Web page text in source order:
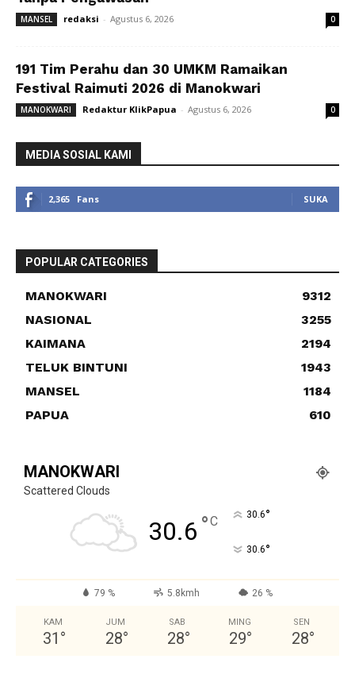
MANSEL redaksi - Agustus 6, 2026 0
191 Tim Perahu dan 30 UMKM Ramaikan
Festival Raimuti 2026 di Manokwari
MANOKWARI Redaktur KlikPapua - Agustus 6, 2026 0
MEDIA SOSIAL KAMI
2,365 Fans SUKA
POPULAR CATEGORIES
MANOKWARI
9312
NASIONAL
3255
KAIMANA
2194
TELUK BINTUNI
1943
MANSEL
1184
PAPUA
610
MANOKWARI
Scattered Clouds
30.6 °C 30.6°
30.6°
79 % 5.8kmh 26 %
KAM
31 °
JUM
28°
SAB
28°
MING
29°
SEN
28°